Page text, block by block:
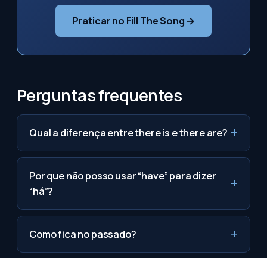
Praticar no Fill The Song →
Perguntas frequentes
Qual a diferença entre there is e there are?
Por que não posso usar “have” para dizer
“há”?
Como fica no passado?